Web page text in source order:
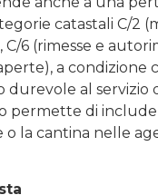
catastali C/2
C/6 (rimesse e
a condizione
durevole al servizio
permette di
o la cantina nelle